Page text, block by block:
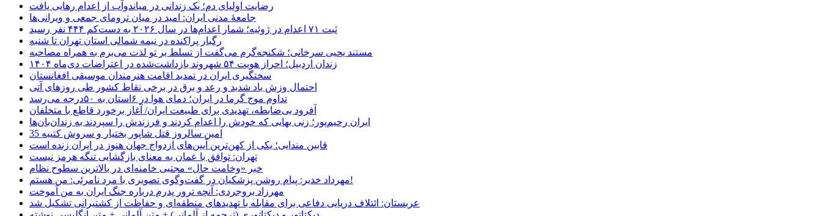
رضایت اولیای دم؛ یک زندانی در میاندوآب از اعدام رهایی یافت
جامعهٔ مدنی ایران: امید در میان ترومای جمعی و ویرانی‌ها
ثبت ۷۱ اعدام در ژوئیه؛ شمار اعدام‌ها در سال ۲۰۲۶ به دست‌کم ۴۴۴ نفر رسید
رگبار پراکنده در نیمه شمالی استان تهران تا شنبه
مستند یحیی سرخانی؛ شکنجه‌گرم می‌گفت از تسلط بر تو لذت می‌برم به همراه مصاحبه
زندان اردبیل؛ احراز هویت ۵۴ شهروند بازداشت‌شده در اعتراضات دی‌ماه ۱۴۰۴
سختگیری ایران در تمدید اقامت هنرمندان موسیقی افغانستان
احتمال وزش باد شدید و رعد و برق در برخی نقاط کشور طی روزهای آتی
تداوم موج گرما در ایران؛ دمای هوا در ۶استان به ۵۰درجه می‌رسد
آفرود بی‌ضابطه، تهدیدی برای طبیعت ایران/ آغاز برخورد قاطع با متخلفان
ایران رحیم‌پور؛ زنی بهایی که خودش را اعدام کردند و فرزندش را سپردند به زندان‌بان‌ها
35 امین سالروز قتل شاپور بختیار و سروش کتیبه
قابین مندایی؛ یکی از کهن‌ترین آیین‌های ازدواج جهان هنوز در ایران زنده است
تهران: توافق با عمان به معنای بازگشایی تنگه هرمز نیست
خبر «وخامت حال» مجتبی خامنه‌ای در بالاترین سطوح نظام
مهرداد خدیر: پیام روشن پزشکیان در گفت‌و‌گوی تصویری با مرد نامرئی: من هستم!
مهرزاد بروجردی: آنچه ترور پدرم درباره جنگ ایران به من آموخت
عربستان: ائتلاف دریایی دفاعی برای مقابله با تهدیدهای منطقه‌ای و حفاظت از کشتیرانی تشکیل شد